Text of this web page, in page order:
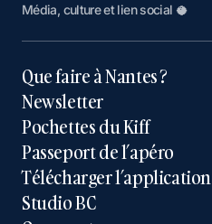
Média, culture et lien social 🥥
Que faire à Nantes ?
Newsletter
Pochettes du Kiff
Passeport de l’apéro
Télécharger l’application
Studio BC